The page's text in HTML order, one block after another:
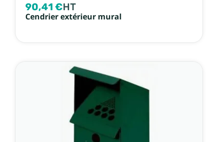
90,41 €HT
Cendrier extérieur mural